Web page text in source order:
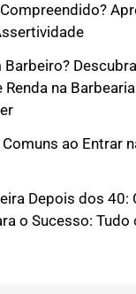
Barbeiro?
na
ao Entrar
Depois dos 40:
o Sucesso: Tudo